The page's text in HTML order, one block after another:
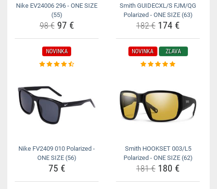
Nike EV24006 296 - ONE SIZE
(55)
98 €97 €
Smith GUIDECXL/S FJM/QG
Polarized - ONE SIZE (63)
182 € 174 €
NOVINKA
Nike FV2409 010 Polarized -
ONE SIZE (56)
75 €
NOVINKA ZĽAVA
Smith HOOKSET 003/L5
Polarized - ONE SIZE (62)
181 € 180 €